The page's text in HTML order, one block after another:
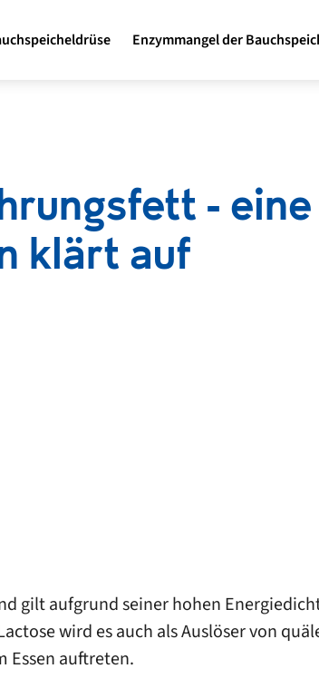
Enzymmangel der
- eine
klärt auf
gilt aufgrund seiner hohen
wird es auch als Auslöser von
Essen auftreten.